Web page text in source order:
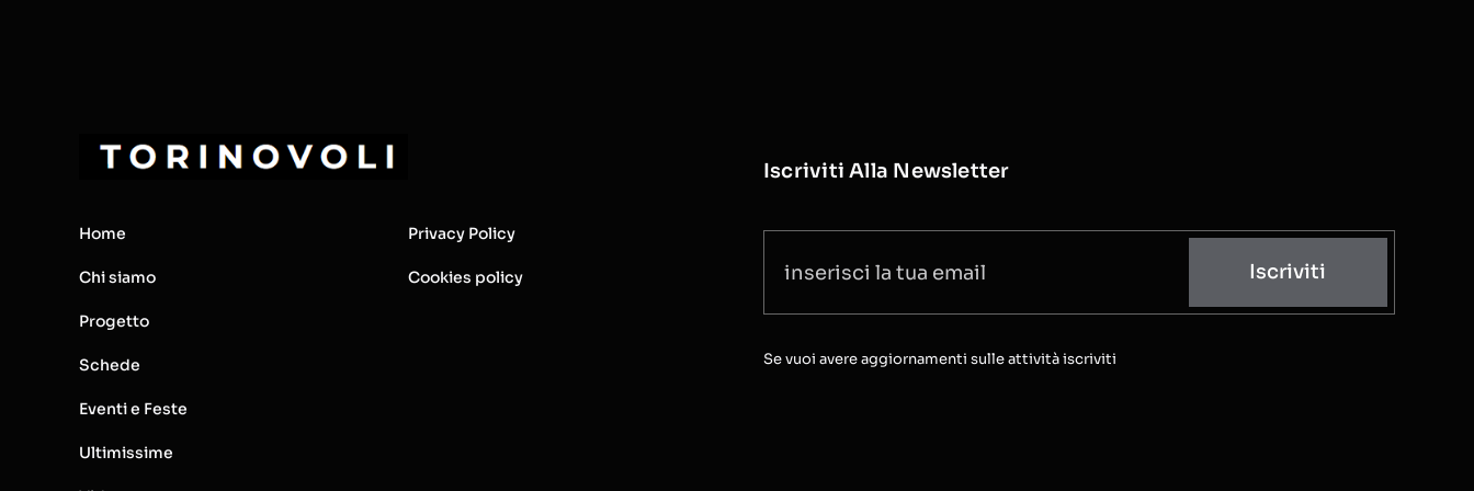
Home
Chi siamo
Progetto
Schede
Eventi e Feste
Ultimissime
Privacy Policy
Cookies policy
Iscriviti Alla Newsletter
Iscriviti
Se vuoi avere aggiornamenti sulle attività iscriviti